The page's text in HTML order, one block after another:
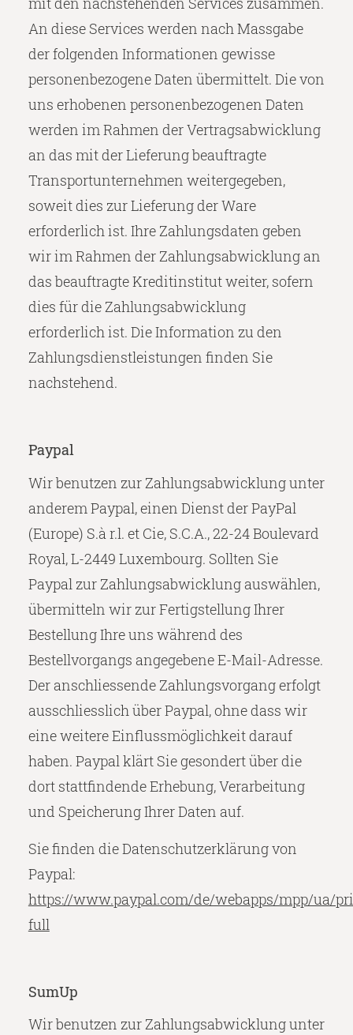
An diese Services werden nach Massgabe
der folgenden Informationen gewisse
personenbezogene Daten übermittelt. Die von
uns erhobenen personenbezogenen Daten
werden im Rahmen der Vertragsabwicklung
an das mit der Lieferung beauftragte
Transportunternehmen weitergegeben,
soweit dies zur Lieferung der Ware
erforderlich ist. Ihre Zahlungsdaten geben
wir im Rahmen der Zahlungsabwicklung an
das beauftragte Kreditinstitut weiter, sofern
dies für die Zahlungsabwicklung
erforderlich ist. Die Information zu den
Zahlungsdienstleistungen finden Sie
nachstehend.
Paypal
Wir benutzen zur Zahlungsabwicklung unter
anderem Paypal, einen Dienst der PayPal
(Europe) S.à r.l. et Cie, S.C.A., 22-24 Boulevard
Royal, L-2449 Luxembourg. Sollten Sie
Paypal zur Zahlungsabwicklung auswählen,
übermitteln wir zur Fertigstellung Ihrer
Bestellung Ihre uns während des
Bestellvorgangs angegebene E-Mail-Adresse.
Der anschliessende Zahlungsvorgang erfolgt
ausschliesslich über Paypal, ohne dass wir
eine weitere Einflussmöglichkeit darauf
haben. Paypal klärt Sie gesondert über die
dort stattfindende Erhebung, Verarbeitung
und Speicherung Ihrer Daten auf.
Sie finden die Datenschutzerklärung von
Paypal:
https://www.paypal.com/de/webapps/mpp/ua/
full
SumUp
Wir benutzen zur Zahlungsabwicklung unter